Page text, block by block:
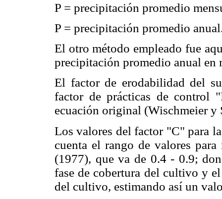
P = precipitación promedio
P = precipitación promedio
El otro método empleado fue
precipitación promedio anual
El factor de erodabilidad del
factor de prácticas de control
ecuación original (Wischmeier y
Los valores del factor "C" para
cuenta el rango de valores
(1977), que va de 0.4 - 0.9;
fase de cobertura del cultivo y
del cultivo, estimando así un